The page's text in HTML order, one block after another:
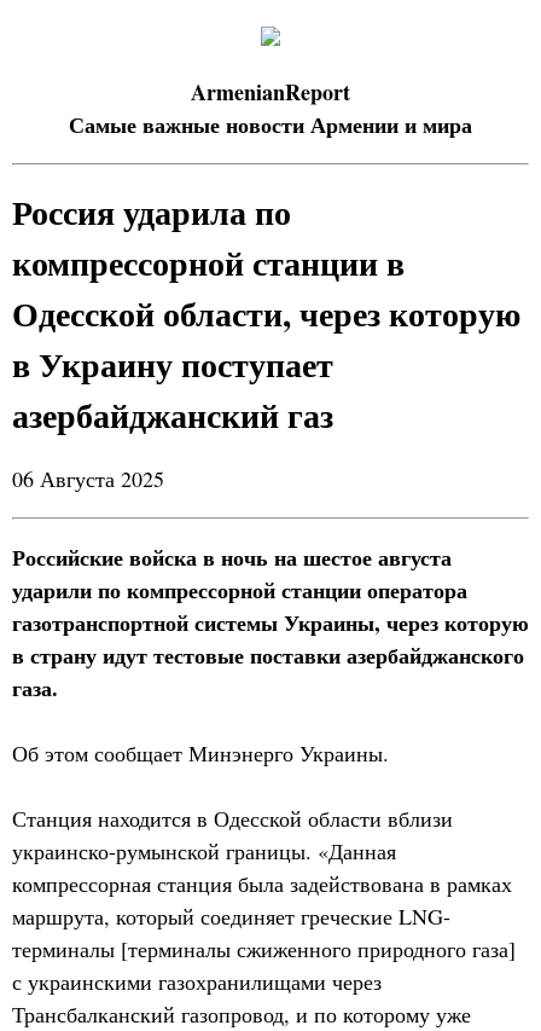
ArmenianReport
Самые важные новости Армении и мира
Россия ударила по
компрессорной станции в
Одесской области, через которую
в Украину поступает
азербайджанский газ
06 Августа 2025
Российские войска в ночь на шестое августа
ударили по компрессорной станции оператора
газотранспортной системы Украины, через которую
в страну идут тестовые поставки азербайджанского
газа.
Об этом сообщает Минэнерго Украины.
Станция находится в Одесской области вблизи
украинско-румынской границы. «Данная
компрессорная станция была задействована в рамках
маршрута, который соединяет греческие LNG-
терминалы [терминалы сжиженного природного газа]
с украинскими газохранилищами через
Трансбалканский газопровод, и по которому уже